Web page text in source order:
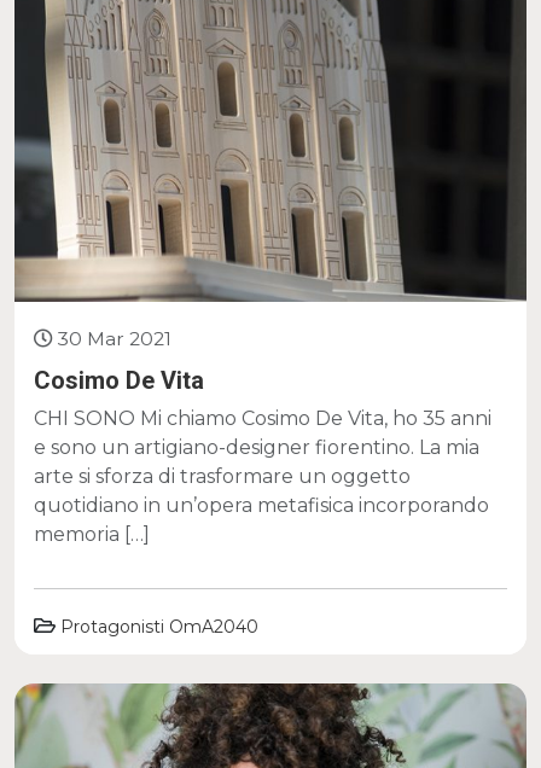
30 Mar 2021
Cosimo De Vita
CHI SONO Mi chiamo Cosimo De Vita, ho 35 anni
e sono un artigiano-designer fiorentino. La mia
arte si sforza di trasformare un oggetto
quotidiano in un’opera metafisica incorporando
memoria […]
Protagonisti OmA2040